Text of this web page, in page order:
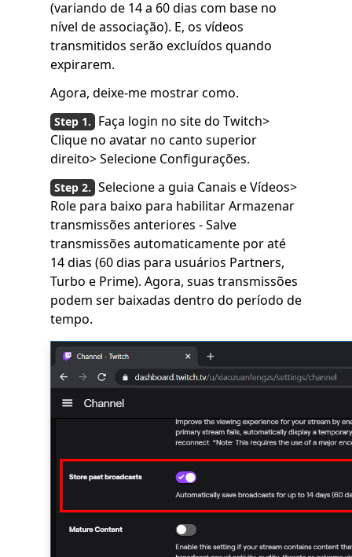
(variando de 14 a 60 dias com base no
nível de associação). E, os vídeos
transmitidos serão excluídos quando
expirarem.
Agora, deixe-me mostrar como.
Faça login no site do Twitch>
Clique no avatar no canto superior
direito> Selecione Configurações.
Selecione a guia Canais e Vídeos>
Role para baixo para habilitar Armazenar
transmissões anteriores - Salve
transmissões automaticamente por até
14 dias (60 dias para usuários Partners,
Turbo e Prime). Agora, suas transmissões
podem ser baixadas dentro do período de
tempo.